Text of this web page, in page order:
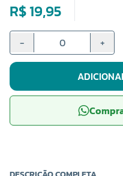
R$ 19,95
- +